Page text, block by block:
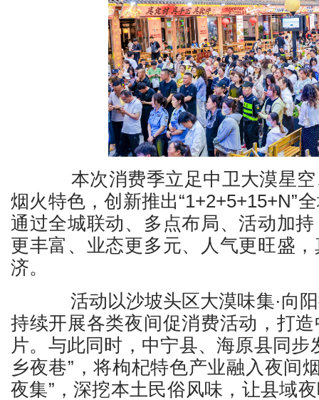
本次消费季立足中卫大漠星空
烟火特色，创新推出“1+2+5+15+N”
通过全城联动、多点布局、活动加
更丰富、业态更多元、人气更旺盛
济。
活动以沙坡头区大漠味集·向阳
持续开展各类夜间促消费活动，打
片。与此同时，中宁县、海原县同步
乡夜巷”，将枸杞特色产业融入夜间
夜集”，深挖本土民俗风味，让县域